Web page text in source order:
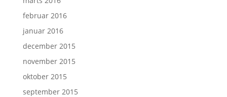
februar 2016
januar 2016
december 2015
november 2015
oktober 2015
september 2015